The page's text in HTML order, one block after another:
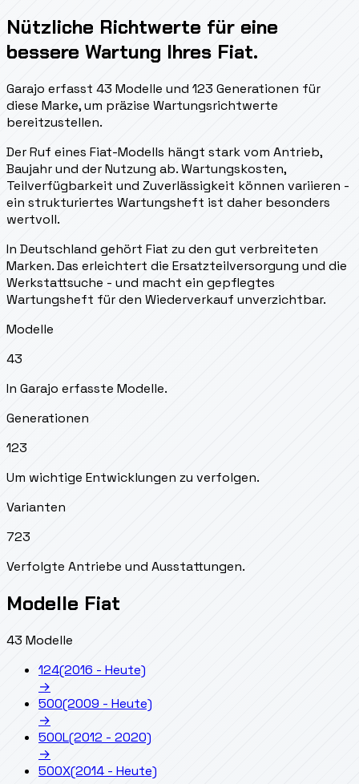
Nützliche Richtwerte für eine
bessere Wartung Ihres Fiat.
Garajo erfasst 43 Modelle und 123 Generationen für
diese Marke, um präzise Wartungsrichtwerte
bereitzustellen.
Der Ruf eines Fiat-Modells hängt stark vom Antrieb,
Baujahr und der Nutzung ab. Wartungskosten,
Teilverfügbarkeit und Zuverlässigkeit können variieren -
ein strukturiertes Wartungsheft ist daher besonders
wertvoll.
In Deutschland gehört Fiat zu den gut verbreiteten
Marken. Das erleichtert die Ersatzteilversorgung und die
Werkstattsuche - und macht ein gepflegtes
Wartungsheft für den Wiederverkauf unverzichtbar.
Modelle
43
In Garajo erfasste Modelle.
Generationen
123
Um wichtige Entwicklungen zu verfolgen.
Varianten
723
Verfolgte Antriebe und Ausstattungen.
Modelle Fiat
43 Modelle
124(2016 - Heute)
→
500(2009 - Heute)
→
500L(2012 - 2020)
→
500X(2014 - Heute)